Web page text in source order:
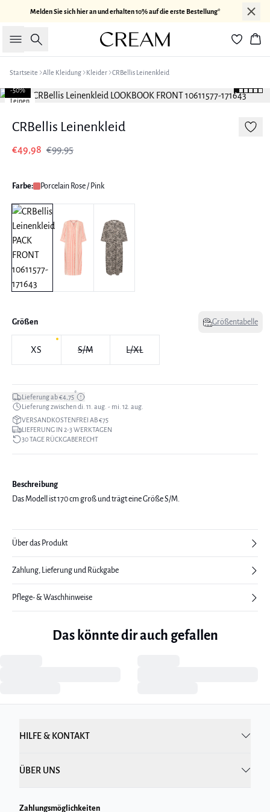
Melden Sie sich hier an und erhalten 10% auf die erste Bestellung*
Suche
Startseite Alle Kleidung Kleider CRBellis Leinenkleid
Leinen
-50%
CRBellis Leinenkleid
€49,98 €99,95
Farbe: Porcelain Rose / Pink
Größen Größentabelle
XS S/M L/XL
Lieferung ab €4,75*
Lieferung zwischen di. 11. aug. - mi. 12. aug.
VERSANDKOSTENFREI AB €75
LIEFERUNG IN 2-3 WERKTAGEN
30 TAGE RÜCKGABERECHT
Beschreibung
Das Modell ist 170 cm groß und trägt eine Größe S/M.
Über das Produkt
Zahlung, Lieferung und Rückgabe
Pflege- & Waschhinweise
Das könnte dir auch gefallen
HILFE & KONTAKT
ÜBER UNS
Zahlungsmöglichkeiten